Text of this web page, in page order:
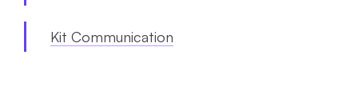
Kit Communication